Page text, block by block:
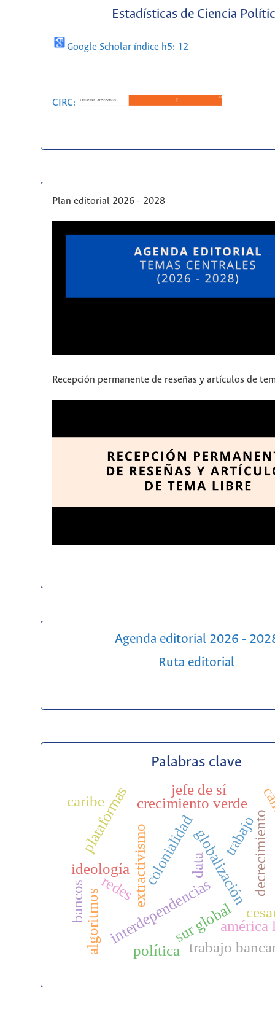
Estadísticas de Ciencia
Google Scholar índice h5: 12
CIRC:
Plan editorial 2026 - 2028
Recepción permanente de reseñas y artículos de
Agenda editorial 2026 -
Ruta editorial
Palabras clave
decrecimiento
sur global
extractivismocolonialidad
crecimiento verde
américa
globalización
interdependencias
ideología
trabajo
redes
data
algoritmos
plataformas
política trabajo
bancos
jefe de sí
caribe